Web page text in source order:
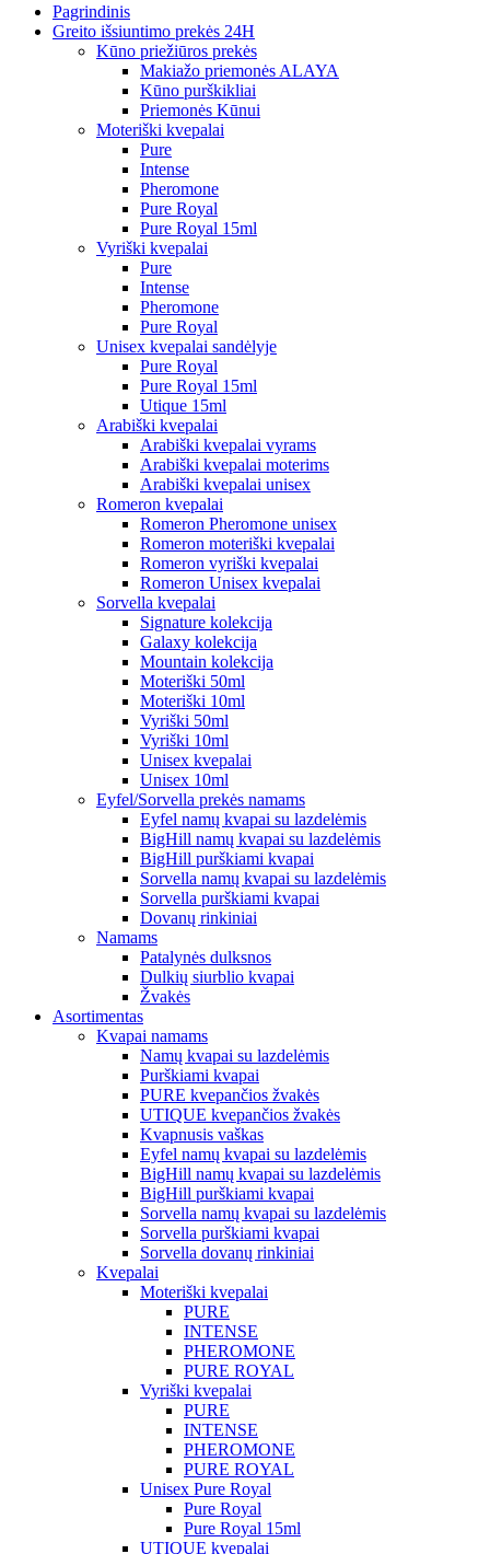
Pagrindinis
Greito išsiuntimo prekės 24H
Kūno priežiūros prekės
Makiažo priemonės ALAYA
Kūno purškikliai
Priemonės Kūnui
Moteriški kvepalai
Pure
Intense
Pheromone
Pure Royal
Pure Royal 15ml
Vyriški kvepalai
Pure
Intense
Pheromone
Pure Royal
Unisex kvepalai sandėlyje
Pure Royal
Pure Royal 15ml
Utique 15ml
Arabiški kvepalai
Arabiški kvepalai vyrams
Arabiški kvepalai moterims
Arabiški kvepalai unisex
Romeron kvepalai
Romeron Pheromone unisex
Romeron moteriški kvepalai
Romeron vyriški kvepalai
Romeron Unisex kvepalai
Sorvella kvepalai
Signature kolekcija
Galaxy kolekcija
Mountain kolekcija
Moteriški 50ml
Moteriški 10ml
Vyriški 50ml
Vyriški 10ml
Unisex kvepalai
Unisex 10ml
Eyfel/Sorvella prekės namams
Eyfel namų kvapai su lazdelėmis
BigHill namų kvapai su lazdelėmis
BigHill purškiami kvapai
Sorvella namų kvapai su lazdelėmis
Sorvella purškiami kvapai
Dovanų rinkiniai
Namams
Patalynės dulksnos
Dulkių siurblio kvapai
Žvakės
Asortimentas
Kvapai namams
Namų kvapai su lazdelėmis
Purškiami kvapai
PURE kvepančios žvakės
UTIQUE kvepančios žvakės
Kvapnusis vaškas
Eyfel namų kvapai su lazdelėmis
BigHill namų kvapai su lazdelėmis
BigHill purškiami kvapai
Sorvella namų kvapai su lazdelėmis
Sorvella purškiami kvapai
Sorvella dovanų rinkiniai
Kvepalai
Moteriški kvepalai
PURE
INTENSE
PHEROMONE
PURE ROYAL
Vyriški kvepalai
PURE
INTENSE
PHEROMONE
PURE ROYAL
Unisex Pure Royal
Pure Royal
Pure Royal 15ml
UTIQUE kvepalai